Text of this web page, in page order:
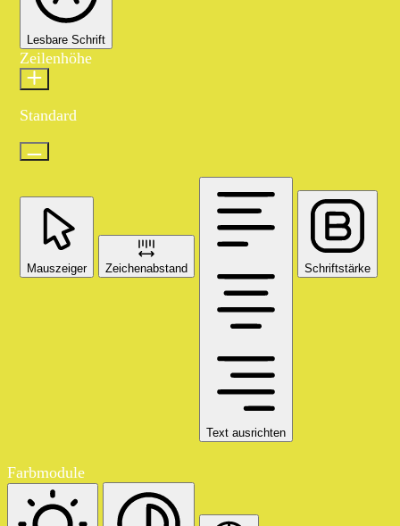
Lesbare Schrift
Zeilenhöhe
Standard
Mauszeiger Zeichenabstand
Text ausrichten
Schriftstärke
Farbmodule